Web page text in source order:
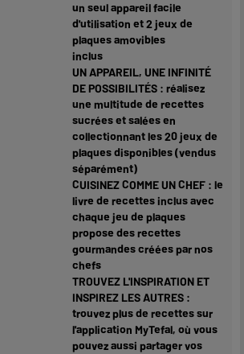
un seul appareil facile
d'utilisation et 2 jeux de
plaques amovibles
inclus
UN APPAREIL, UNE INFINITÉ
DE POSSIBILITÉS : réalisez
une multitude de recettes
sucrées et salées en
collectionnant les 20 jeux de
plaques disponibles (vendus
séparément)
CUISINEZ COMME UN CHEF : le
livre de recettes inclus avec
chaque jeu de plaques
propose des recettes
gourmandes créées par nos
chefs
TROUVEZ L'INSPIRATION ET
INSPIREZ LES AUTRES :
trouvez plus de recettes sur
l'application MyTefal, où vous
pouvez aussi partager vos